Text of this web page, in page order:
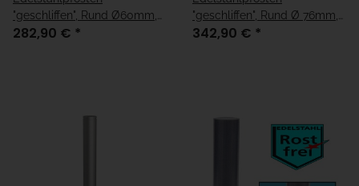
"geschliffen", Rund Ø60mm,
Überflur 900mm
282,90 € *
"geschliffen", Rund Ø 76mm,
Überflur 900mm
342,90 € *